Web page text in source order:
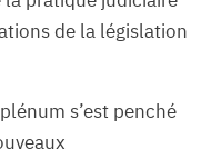
de la législation
s’est penché